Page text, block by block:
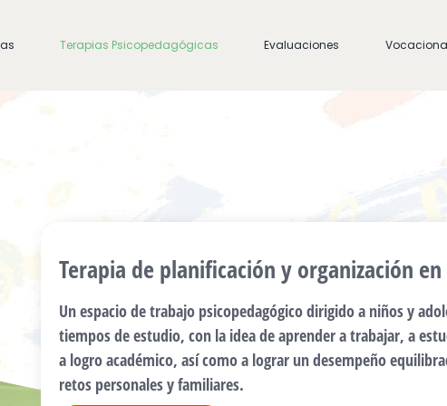
Terapias Psicopedagógicas Evaluaciones
Terapia de planificación y organización
Un espacio de trabajo psicopedagógico dirigido a niños y
tiempos de estudio, con la idea de aprender a trabajar, a
a logro académico, así como a lograr un desempeño
retos personales y familiares.